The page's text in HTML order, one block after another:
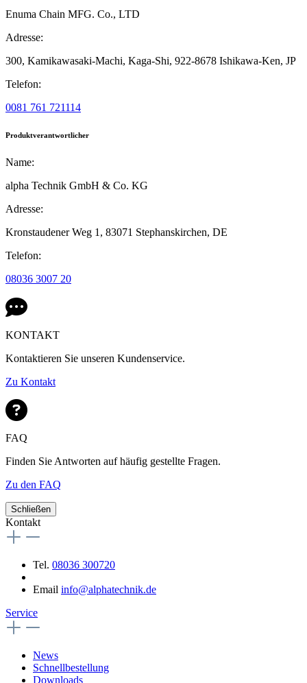
Enuma Chain MFG. Co., LTD
Adresse:
300, Kamikawasaki-Machi, Kaga-Shi, 922-8678 Ishikawa-Ken, JP
Telefon:
0081 761 721114
Produktverantwortlicher
Name:
alpha Technik GmbH & Co. KG
Adresse:
Kronstaudener Weg 1, 83071 Stephanskirchen, DE
Telefon:
08036 3007 20
KONTAKT
Kontaktieren Sie unseren Kundenservice.
Zu Kontakt
FAQ
Finden Sie Antworten auf häufig gestellte Fragen.
Zu den FAQ
Schließen
Kontakt
Tel. 08036 300720
Email info@alphatechnik.de
Service
News
Schnellbestellung
Downloads